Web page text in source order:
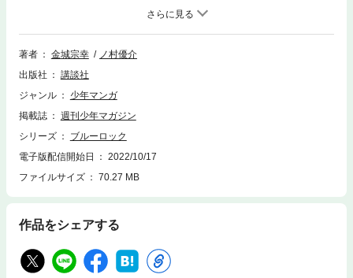
でご注意ください）2018年、W杯。日本代表は無残に散った。今大会もベ
スト16止まり…。アジアでは強豪？ 組織力は世界レベル？ そんなこと
は、もう聞き飽きた！ 課題は、絶対的な「エースストライカー」の不在。
悲願“W杯優勝”のために、ゴールに飢え、勝利に渇き、試合を一変させる
の選手達を招集する。まだ無名の高校２年生・潔世一は、己のエゴを以っ
て299人を蹴落とし、最強のエースストライカーの道を駆け上れるか!? 登
こに開幕!! 変貌を遂げた千切の先制弾で幕を開けた『新英雄大戦』第3戦。
潔が黒名との“新連携”で反撃を図る一方、凪は指導者クリスによる“新形
態”を大解禁。カイザー、さらにはU-20FW・アギも本領を発揮し、戦場は
超次元へと突入！ 潔は、自らのゴールに飢え果て焦がれ、“限界突破”の
金脈を掘り当てる!! ついにつかんだ“世界一”への進化論！ エゴイスト、
著者 金城宗幸
ノ村優介
出版社
講談社
ジャンル
少年マンガ
掲載誌
週刊少年マガジン
シリーズ
ブルーロック
電子版配信開始日
2022/10/17
ファイルサイズ
70.27 MB
作品をシェアする